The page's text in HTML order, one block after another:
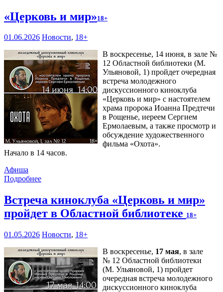
«Церковь и мир»18+
01.06.2026 Новости, 18+
В воскресенье, 14 июня, в зале №
12 Областной библиотеки (М.
Ульяновой, 1) пройдет очередная
встреча молодежного
дискуссионного киноклуба
«Церковь и мир» с настоятелем
храма пророка Иоанна Предтечи
в Рощенье, иереем Сергием
Ермолаевым, а также просмотр и
обсуждение художественного
фильма «Охота».
Начало в 14 часов.
Афиша
Подробнее
Встреча киноклуба «Церковь и мир»
пройдет в Областной библиотеке 18+
01.05.2026 Новости, 18+
В воскресенье, 17 мая, в зале
№ 12 Областной библиотеки
(М. Ульяновой, 1) пройдет
очередная встреча молодежного
дискуссионного киноклуба